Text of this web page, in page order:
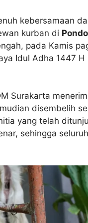
kebersamaan
kurban di
pada Kamis
Idul Adha 1447
Surakarta
disembelih
yang telah
sehingga